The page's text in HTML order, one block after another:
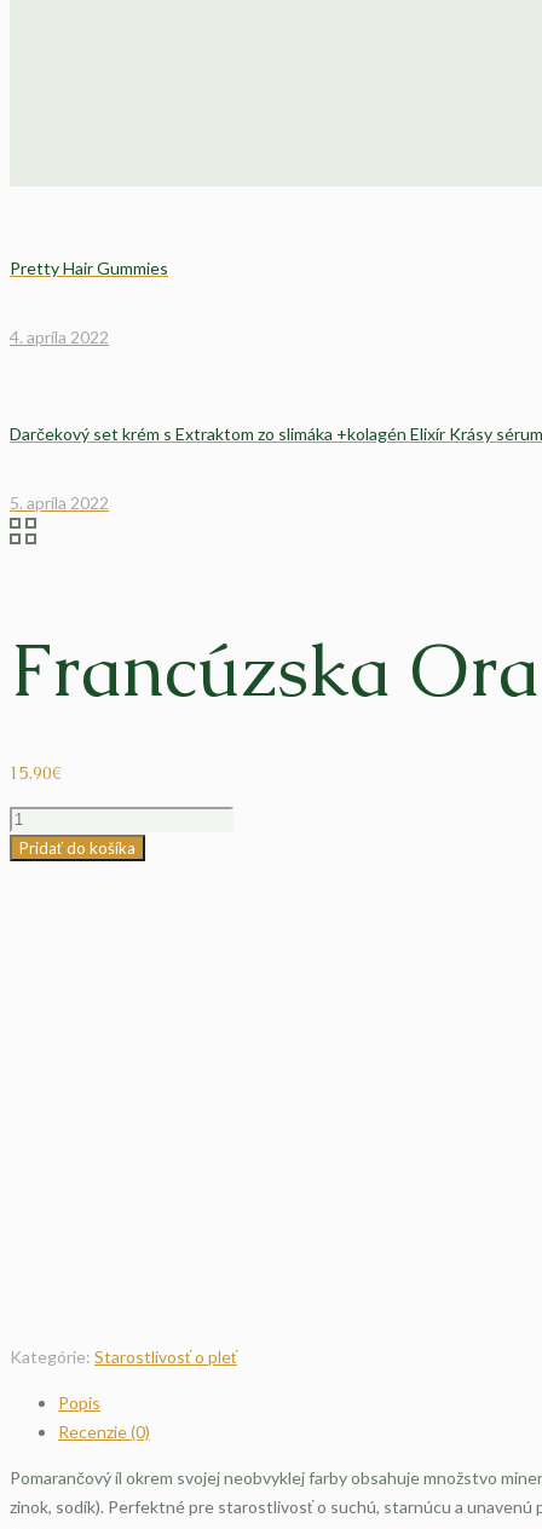
Pretty Hair Gummies
4. apríla 2022
Darčekový set krém s Extraktom zo slimáka +kolagén Elixír Krásy
5. apríla 2022
Francúzska
15.90€
množstvo
Francúzska
Pridať do košíka
Kategórie: Starostlivosť o pleť
Popis
Recenzie (0)
Pomarančový íl okrem svojej neobvyklej farby obsahuje množstvo
zinok, sodík). Perfektné pre starostlivosť o suchú, starnúcu a unavenú